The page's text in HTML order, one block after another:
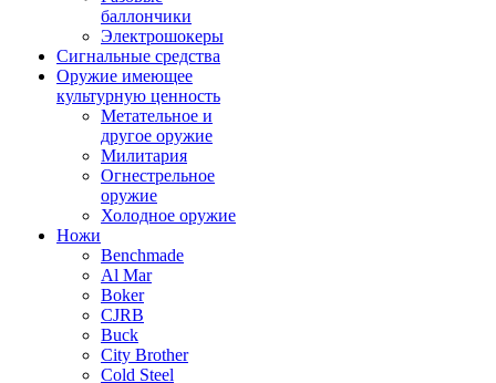
баллончики
Электрошокеры
Сигнальные средства
Оружие имеющее
культурную ценность
Метательное и
другое оружие
Милитария
Огнестрельное
оружие
Холодное оружие
Ножи
Benchmade
Al Mar
Boker
CJRB
Buck
City Brother
Cold Steel